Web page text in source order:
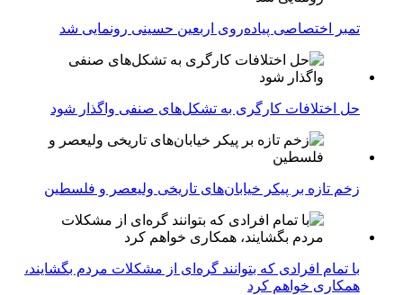
تمبر اختصاصی پیاده‌روی اربعین حسینی رونمایی شد
حل اختلافات کارگری به تشکل‌های صنفی واگذار شود
زخم تازه بر پیکر خیابان‌های تاریخی ولیعصر و فلسطین
با تمام افرادی که بتوانند گره‌ای از مشکلات مردم بگشایند،
همکاری خواهم کرد